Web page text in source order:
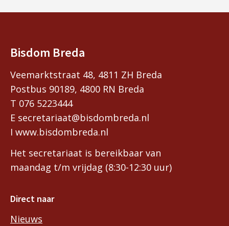
Bisdom Breda
Veemarktstraat 48, 4811 ZH Breda
Postbus 90189, 4800 RN Breda
T 076 5223444
E secretariaat@bisdombreda.nl
I www.bisdombreda.nl
Het secretariaat is bereikbaar van
maandag t/m vrijdag (8:30-12:30 uur)
Direct naar
Nieuws